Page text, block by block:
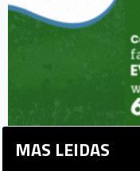
MAS LEIDAS